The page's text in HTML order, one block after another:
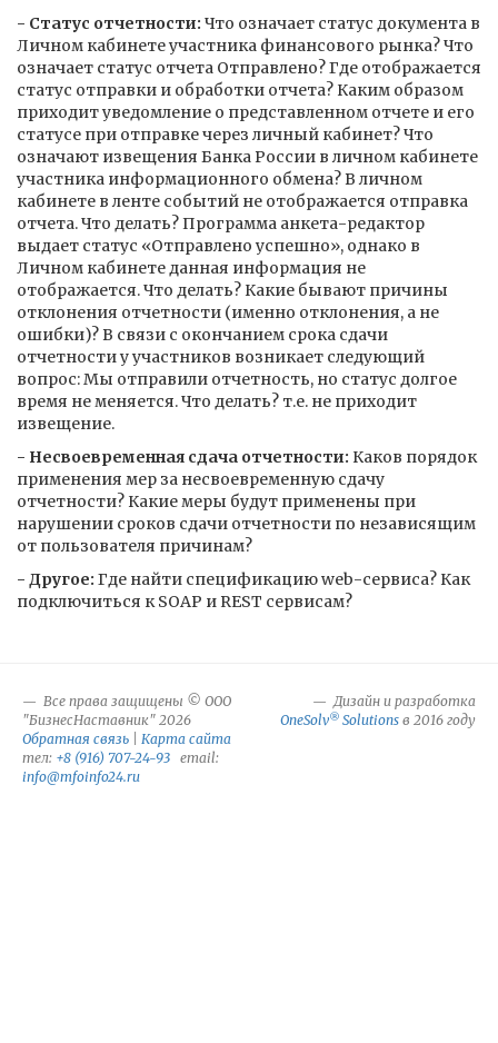
- Статус отчетности: Что означает статус документа в
Личном кабинете участника финансового рынка? Что
означает статус отчета Отправлено? Где отображается
статус отправки и обработки отчета? Каким образом
приходит уведомление о представленном отчете и его
статусе при отправке через личный кабинет? Что
означают извещения Банка России в личном кабинете
участника информационного обмена? В личном
кабинете в ленте событий не отображается отправка
отчета. Что делать? Программа анкета-редактор
выдает статус «Отправлено успешно», однако в
Личном кабинете данная информация не
отображается. Что делать? Какие бывают причины
отклонения отчетности (именно отклонения, а не
ошибки)? В связи с окончанием срока сдачи
отчетности у участников возникает следующий
вопрос: Мы отправили отчетность, но статус долгое
время не меняется. Что делать? т.е. не приходит
извещение.
- Несвоевременная сдача отчетности: Каков порядок
применения мер за несвоевременную сдачу
отчетности? Какие меры будут применены при
нарушении сроков сдачи отчетности по независящим
от пользователя причинам?
- Другое: Где найти спецификацию web-сервиса? Как
подключиться к SOAP и REST сервисам?
Все права защищены © ООО
"БизнесНаставник" 2026
Обратная связь
Карта сайта
тел: +8 (916) 707-24-93 email:
info@mfoinfo24.ru
Дизайн и разработка
OneSolv® Solutions в 2016 году